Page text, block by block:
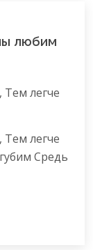
любим
легче
легче
Средь